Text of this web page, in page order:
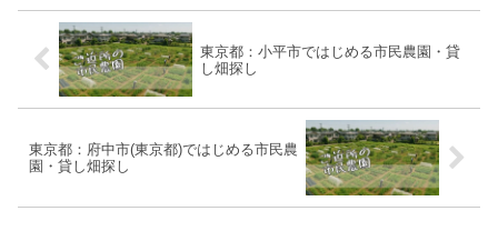
東京都：小平市ではじめる市民農園・貸
し畑探し
東京都：府中市(東京都)ではじめる市民農
園・貸し畑探し